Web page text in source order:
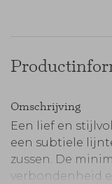
Omschrijving
Een lief en
een subtiele
zussen. De
verbondenheid